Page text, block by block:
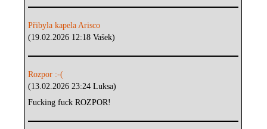
Přibyla kapela Arisco
(19.02.2026 12:18 Vašek)
Rozpor :-(
(13.02.2026 23:24 Luksa)
Fucking fuck ROZPOR!